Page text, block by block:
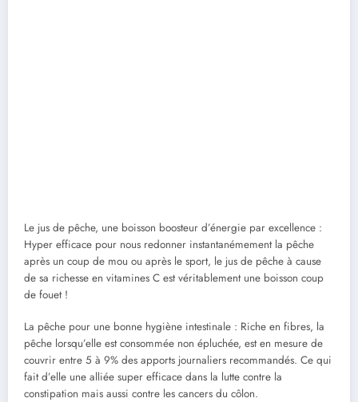
Le jus de pêche, une boisson boosteur d’énergie par excellence :
Hyper efficace pour nous redonner instantanémement la pêche
après un coup de mou ou après le sport, le jus de pêche à cause
de sa richesse en vitamines C est véritablement une boisson coup
de fouet !
La pêche pour une bonne hygiène intestinale : Riche en fibres, la
pêche lorsqu’elle est consommée non épluchée, est en mesure de
couvrir entre 5 à 9% des apports journaliers recommandés. Ce qui
fait d’elle une alliée super efficace dans la lutte contre la
constipation mais aussi contre les cancers du côlon.